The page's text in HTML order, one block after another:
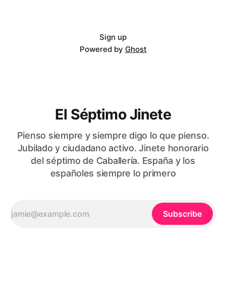
Sign up
Powered by Ghost
El Séptimo Jinete
Pienso siempre y siempre digo lo que pienso.
Jubilado y ciudadano activo. Jinete honorario
del séptimo de Caballería. España y los
españoles siempre lo primero
Subscribe